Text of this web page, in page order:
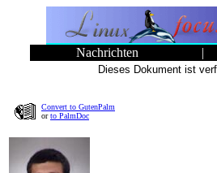
Nachrichten |
Dieses Dokument ist
Convert to GutenPalm
orto PalmDoc